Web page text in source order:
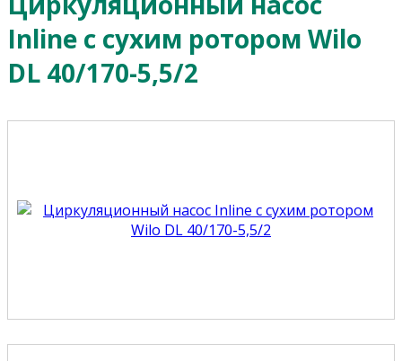
Inline с сухим ротором Wilo
DL 40/170-5,5/2